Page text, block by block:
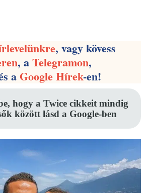
, vagy kövess
, aTelegramon,
aGoogle Hírek-en!
hogy a Twice cikkeit mindig
között lásd a Google-ben